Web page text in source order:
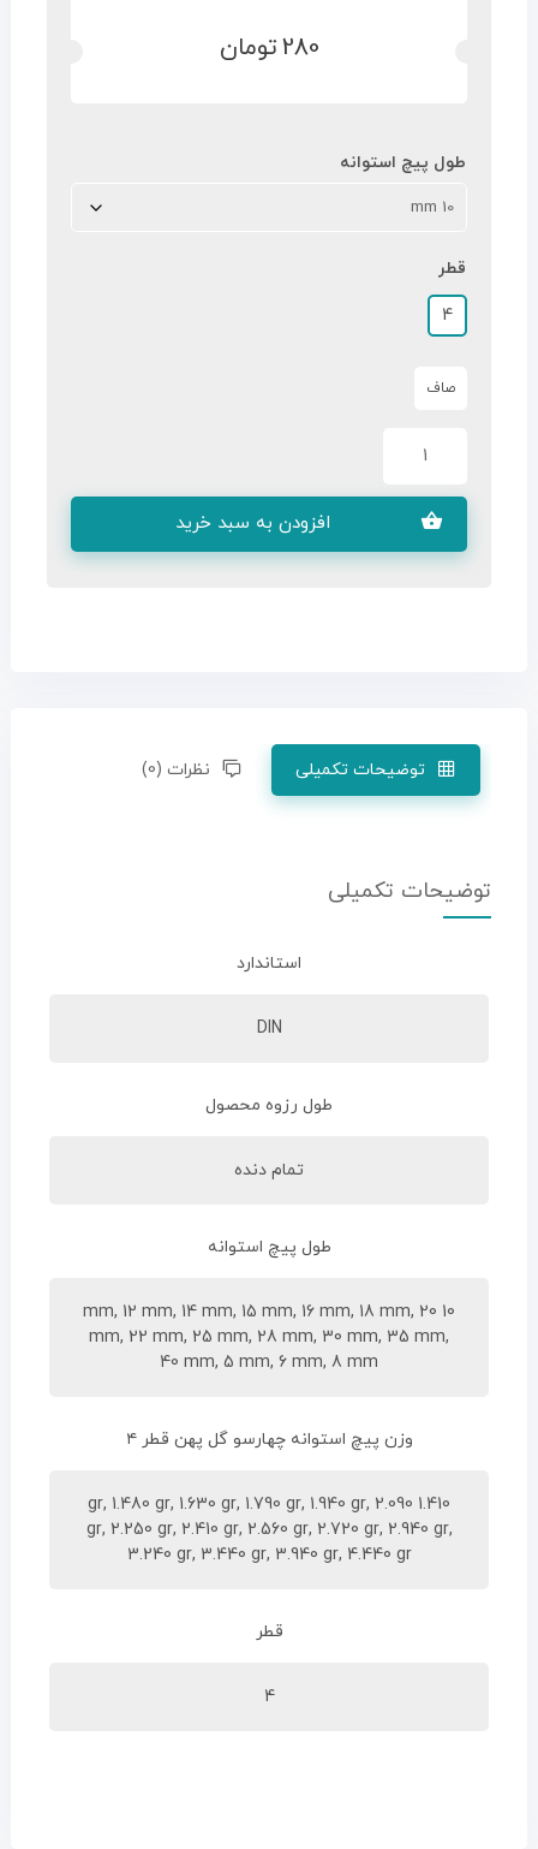
280تومان
طول پیچ استوانه
قطر
4
صاف
280تومان
افزودن به سبد خرید
توضیحات تکمیلی نظرات (0)
توضیحات تکمیلی
استاندارد
DIN
طول رزوه محصول
تمام دنده
طول پیچ استوانه
10 mm, 12 mm, 14 mm, 15 mm, 16 mm, 18 mm, 20
mm, 22 mm, 25 mm, 28 mm, 30 mm, 35 mm,
40 mm, 5 mm, 6 mm, 8 mm
وزن پیچ استوانه چهارسو گل پهن قطر ۴
1.410 gr, 1.480 gr, 1.630 gr, 1.790 gr, 1.940 gr, 2.090
gr, 2.250 gr, 2.410 gr, 2.560 gr, 2.720 gr, 2.940 gr,
3.240 gr, 3.440 gr, 3.940 gr, 4.440 gr
قطر
4